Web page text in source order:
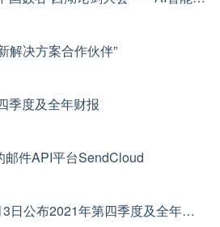
解决方案合作伙伴”
季度及全年财报
邮件API平台SendCloud
极光将于2022年3月3日公布2021年第四季度及全年财报